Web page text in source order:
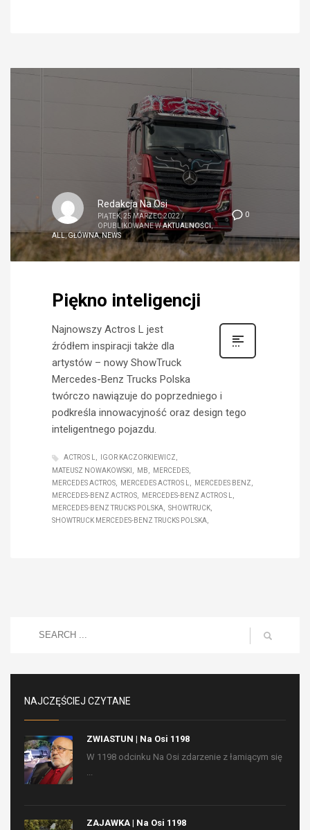
0
Redakcja Na Osi
PIĄTEK, 25 MARZEC 2022 /
OPUBLIKOWANE WAKTUALNOŚCI,
ALL,GŁÓWNA,NEWS
Piękno inteligencji
Najnowszy Actros L jest
źródłem inspiracji także dla
artystów – nowy ShowTruck
Mercedes-Benz Trucks Polska
twórczo nawiązuje do poprzedniego i
podkreśla innowacyjność oraz design tego
inteligentnego pojazdu.
ACTROS L
IGOR KACZORKIEWICZ
MATEUSZ NOWAKOWSKI
MB
MERCEDES
MERCEDES ACTROS
MERCEDES ACTROS L
MERCEDES BENZ
MERCEDES-BENZ ACTROS
MERCEDES-BENZ ACTROS L
MERCEDES-BENZ TRUCKS POLSKA
SHOWTRUCK
SHOWTRUCK MERCEDES-BENZ TRUCKS POLSKA
NAJCZĘŚCIEJ CZYTANE
ZWIASTUN | Na Osi 1198
W 1198 odcinku Na Osi zdarzenie z łamiącym się
ZAJAWKA | Na Osi 1198